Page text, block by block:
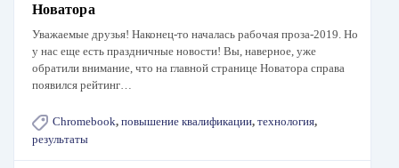
Новатора
Уважаемые друзья! Наконец-то началась рабочая проза-2019. Но
у нас еще есть праздничные новости! Вы, наверное, уже
обратили внимание, что на главной странице Новатора справа
появился рейтинг…
Chromebook, повышение квалификации, технология,
результаты